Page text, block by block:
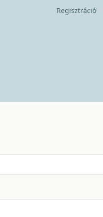
Regisztráció